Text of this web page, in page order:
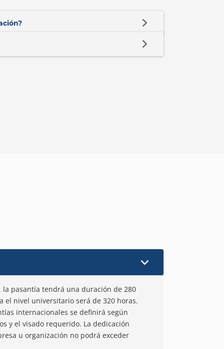
la pasantía tendrá una duración de 280
el nivel universitario será de 320 horas.
internacionales se definirá según
y el visado requerido. La dedicación
u organización no podrá exceder